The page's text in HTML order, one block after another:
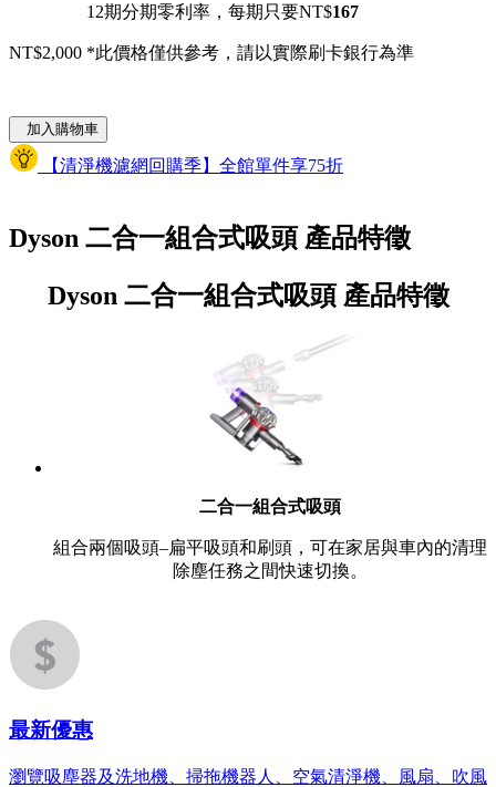
NT$2,000
12期分期零利率，每期只要NT$167
*此價格僅供參考，請以實際刷卡銀行為準
加入購物車
【清淨機濾網回購季】全館單件享75折
Dyson 二合一組合式吸頭 產品特徵
Dyson 二合一組合式吸頭 產品特徵
二合一組合式吸頭
組合兩個吸頭–扁平吸頭和刷頭，可在家居與車內的清理
除塵任務之間快速切換。
最新優惠
瀏覽吸塵器及洗地機、掃拖機器人、空氣清淨機、風扇、吹風